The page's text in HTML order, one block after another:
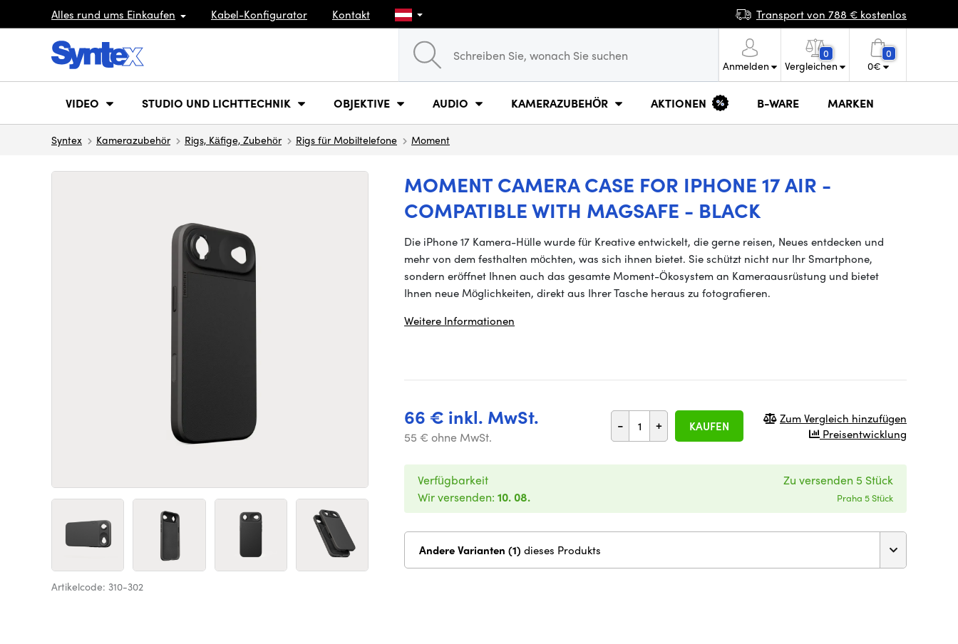
Alles rund ums Einkaufen Kabel-Konfigurator Kontakt Transport von 788 € kostenlos
Anmelden
0
Vergleichen
0
0€
VIDEO STUDIO UND LICHTTECHNIK OBJEKTIVE AUDIO KAMERAZUBEHÖR AKTIONEN B-WARE MARKEN
Syntex Kamerazubehör Rigs, Käfige, Zubehör Rigs für Mobiltelefone Moment
MOMENT CAMERA CASE FOR IPHONE 17 AIR -
COMPATIBLE WITH MAGSAFE - BLACK
Artikelcode: 310-302
Die iPhone 17 Kamera-Hülle wurde für Kreative entwickelt, die gerne reisen, Neues entdecken und
mehr von dem festhalten möchten, was sich ihnen bietet. Sie schützt nicht nur Ihr Smartphone,
sondern eröffnet Ihnen auch das gesamte Moment-Ökosystem an Kameraausrüstung und bietet
Ihnen neue Möglichkeiten, direkt aus Ihrer Tasche heraus zu fotografieren.
Weitere Informationen
66 € inkl. MwSt.
55 € ohne MwSt.
- + KAUFEN
Zum Vergleich hinzufügen
Preisentwicklung
Verfügbarkeit
Wir versenden: 10. 08.
Zu versenden 5 Stück
Praha 5 Stück
Andere Varianten (1) dieses Produkts